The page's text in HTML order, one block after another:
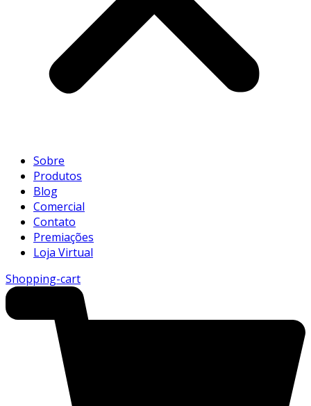
Sobre
Produtos
Blog
Comercial
Contato
Premiações
Loja Virtual
Shopping-cart